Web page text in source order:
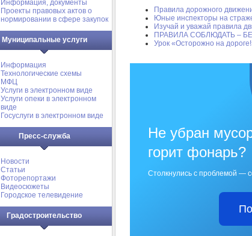
Информация, документы
Проекты правовых актов о
нормировании в сфере закупок
Муниципальные услуги
Информация
Технологические схемы
МФЦ
Услуги в электронном виде
Услуги опеки в электронном
виде
Госуслуги в электронном виде
Пресс-служба
Новости
Статьи
Фоторепортажи
Видеосюжеты
Городское телевидение
Градостроительство
Правила дорожного
Юные инспекторы на
Изучай и уважай правила
ПРАВИЛА СОБЛЮДАТЬ –
Урок «Осторожно на
Не убран
горит фонарь?
Столкнулись с проблемой —